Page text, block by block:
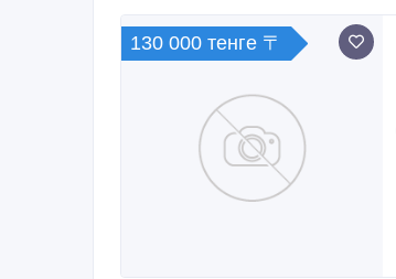
130 000 тенге 〒